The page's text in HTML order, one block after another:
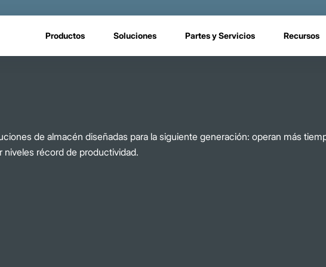
Productos Soluciones Partes y Servicios Recursos
de almacén diseñadas para la siguiente generación: operan más
niveles récord de productividad.